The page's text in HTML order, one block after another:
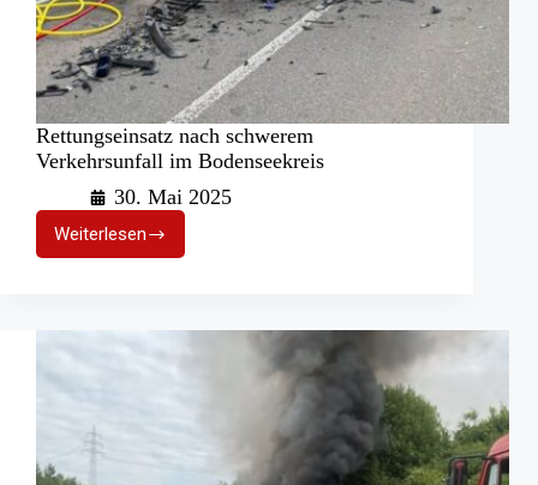
Rettungseinsatz nach schwerem
Verkehrsunfall im Bodenseekreis
30. Mai 2025
WeiterlesenRettungseinsatz
nach
im
Bodenseekreis